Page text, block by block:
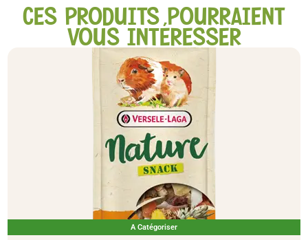
CES PRODUITS POURRAIENT
VOUS INTÉRESSER
A Catégoriser